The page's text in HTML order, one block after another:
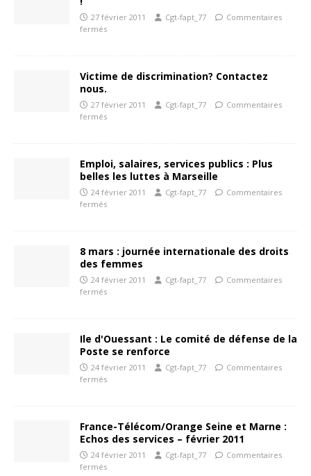
27 février 2011 Cgt-fapt_77
Commentaires
fermés
Victime de discrimination? Contactez
nous.
27 février 2011 Cgt-fapt_77
Commentaires
fermés
Emploi, salaires, services publics : Plus
belles les luttes à Marseille
24 février 2011 Cgt-fapt_77
Commentaires
fermés
8 mars : journée internationale des droits
des femmes
24 février 2011 Cgt-fapt_77
Commentaires
fermés
Ile d'Ouessant : Le comité de défense de la
Poste se renforce
24 février 2011 Cgt-fapt_77
Commentaires
fermés
France-Télécom/Orange Seine et Marne :
Echos des services – février 2011
24 février 2011 Cgt-fapt_77
Commentaires
fermés